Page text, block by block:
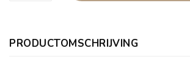
PRODUCTOMSCHRIJVING